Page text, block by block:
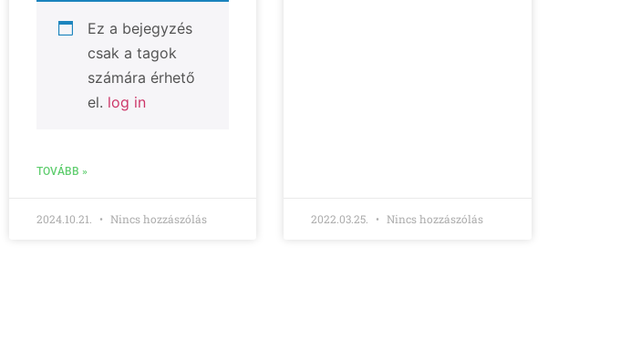
Ez a bejegyzés
csak a tagok
számára érhető
el. log in
TOVÁBB »
2024.10.21. Nincs hozzászólás 2022.03.25. Nincs hozzászólás